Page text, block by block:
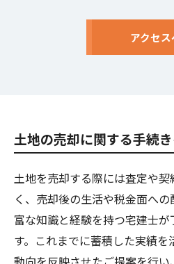
アクセス
土地の売却に関する手続
土地を売却する際には査定や
く、売却後の生活や税金面へ
富な知識と経験を持つ宅建士
す。これまでに蓄積した実績